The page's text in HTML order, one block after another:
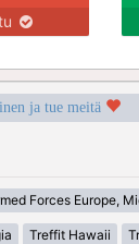
ja tue meitä
Forces Europe,
Treffit Hawaii